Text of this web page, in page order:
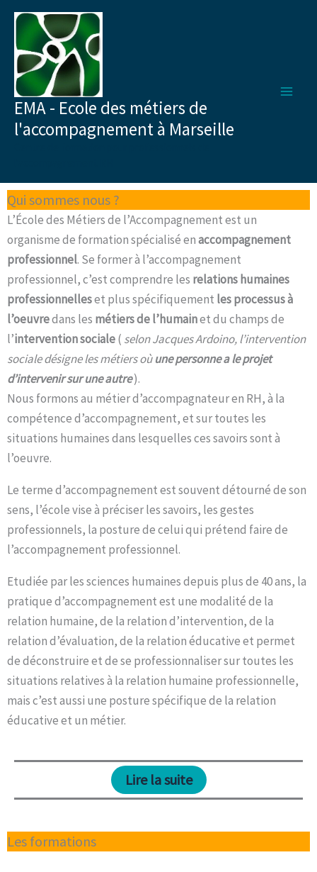
Aller
contenu
EMA - Ecole des métiers de
l'accompagnement à Marseille
Qui sommes nous ?
L’École des Métiers de l’Accompagnement est un
organisme de formation spécialisé enaccompagnement
professionnel. Se former à l’accompagnement
professionnel, c’est comprendre les relations humaines
professionnelleset plus spécifiquement les processus à
l’oeuvredans les métiers de l’humainet du champs de
l’intervention sociale( selon Jacques Ardoino, l’intervention
sociale désigne les métiers oùune personne a le projet
d’intervenir sur une autre).
Nous formons au métier d’accompagnateur en RH, à la
compétence d’accompagnement, et sur toutes les
situations humaines dans lesquelles ces savoirs sont à
l’oeuvre.
Le terme d’accompagnement est souvent détourné de son
sens, l’école vise à préciser les savoirs, les gestes
professionnels, la posture de celui qui prétend faire de
l’accompagnement professionnel.
Etudiée par les sciences humaines depuis plus de 40 ans, la
pratique d’accompagnement est une modalité de la
relation humaine, de la relation d’intervention, de la
relation d’évaluation, de la relation éducative et permet
de déconstruire et de se professionnaliser sur toutes les
situations relatives à la relation humaine professionnelle,
mais c’est aussi une posture spécifique de la relation
éducative et un métier.
Lire la suite
Les formations